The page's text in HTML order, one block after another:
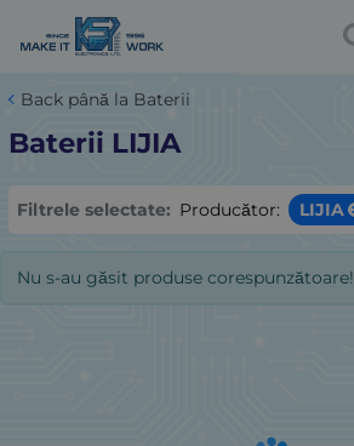
Back până la Baterii
Baterii LIJIA
Filtrele selectate: Producător: LIJIA
Nu s-au găsit produse corespunzătoare!